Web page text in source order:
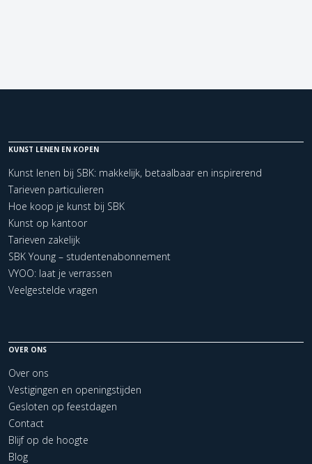
KUNST LENEN EN KOPEN
Kunst lenen bij SBK: makkelijk, betaalbaar en inspirerend
Tarieven particulieren
Hoe koop je kunst bij SBK
Kunst op kantoor
Tarieven zakelijk
SBK Young – studentenabonnement
VYOO: laat je verrassen
Veelgestelde vragen
OVER ONS
Over ons
Vestigingen en openingstijden
Gesloten op feestdagen
Contact
Blijf op de hoogte
Blog